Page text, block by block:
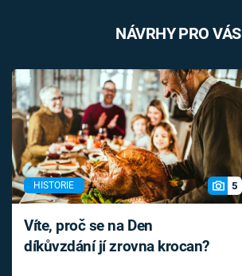
NÁVRHY PRO VÁS
HISTORIE 5
Víte, proč se na Den
díkůvzdání jí zrovna krocan?